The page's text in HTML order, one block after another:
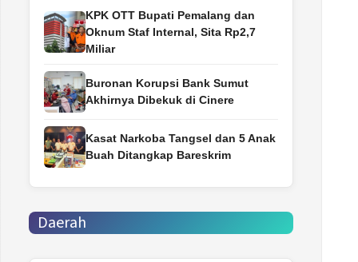
‎KPK OTT Bupati Pemalang dan
Oknum Staf Internal, Sita Rp2,7
Miliar
Buronan Korupsi Bank Sumut
Akhirnya Dibekuk di Cinere
Kasat Narkoba Tangsel dan 5 Anak
Buah Ditangkap Bareskrim
Daerah